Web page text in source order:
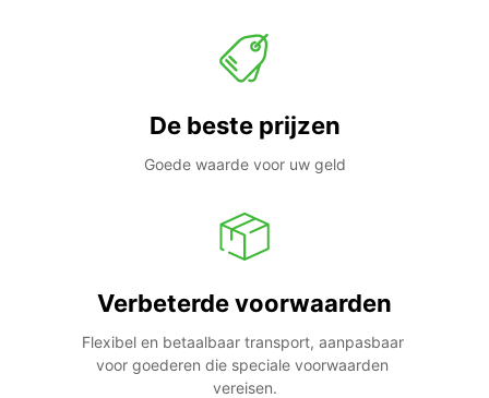
De beste prijzen
Goede waarde voor uw geld
Verbeterde voorwaarden
Flexibel en betaalbaar transport, aanpasbaar
voor goederen die speciale voorwaarden
vereisen.